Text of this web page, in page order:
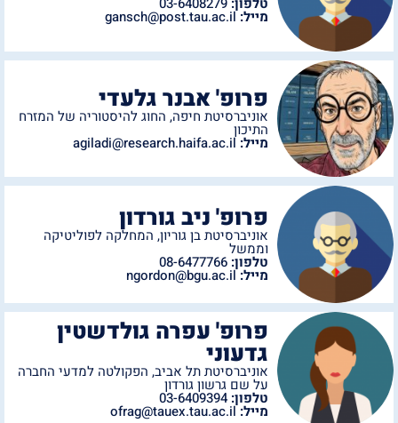
מייל:gansch@post.tau.ac.il
פרופ' אבנר גלעדי
אוניברסיטת חיפה, החוג להיסטוריה של המזרח
התיכון
מייל:agiladi@research.haifa.ac.il
פרופ' ניב גורדון
אוניברסיטת בן גוריון, המחלקה לפוליטיקה
וממשל
טלפון: 08-6477766
מייל:ngordon@bgu.ac.il
פרופ' עפרה גולדשטין
גדעוני
אוניברסיטת תל אביב, הפקולטה למדעי החברה
על שם גרשון גורדון
טלפון: 03-6409394
מייל:ofrag@tauex.tau.ac.il